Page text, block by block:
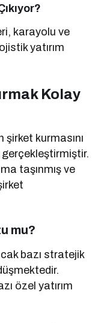
karayolu ve
yatırım
Kolay
şirket kurmasını
taşınmış ve
mu?
bazı stratejik
özel yatırım